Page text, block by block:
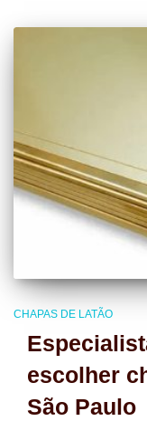
CHAPAS DE LATÃO
escolher
São Paulo